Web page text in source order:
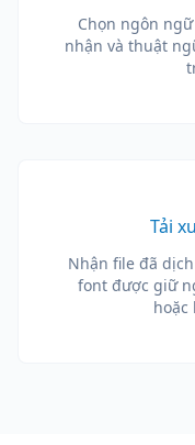
Chọn ngôn
nhận và thuật
Tải
Nhận file đã
font được giữ
hoặc